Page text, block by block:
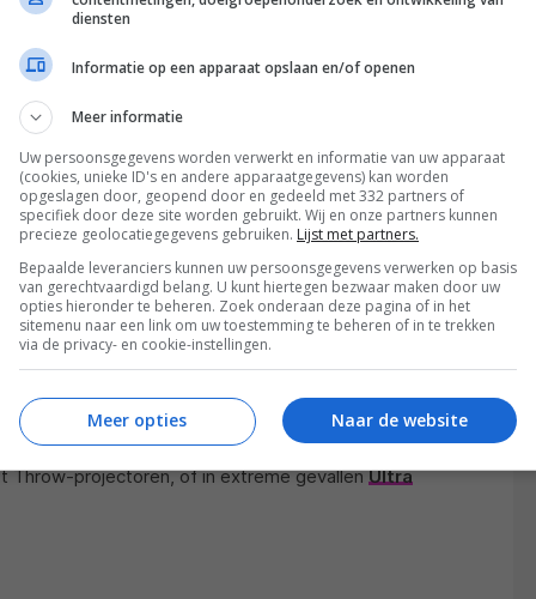
van 1,5 betekent dat je op 3 meter afstand een
hoge projectieverhouding betekent dat de
groot beeld te geven, terwijl een kleine
zelfs als hij dicht bij het scherm staat een
van bijvoorbeeld 0,5 betekent dat je al 2
slechts op 1 meter van de muur staat. Zulke
Throw-projectoren, of in extreme gevallenUltra
diensten
Informatie op een apparaat opslaan en/of openen
Meer informatie
Uw persoonsgegevens worden verwerkt en informatie van uw apparaat
(cookies, unieke ID's en andere apparaatgegevens) kan worden
opgeslagen door, geopend door en gedeeld met 332 partners of
specifiek door deze site worden gebruikt. Wij en onze partners kunnen
precieze geolocatiegegevens gebruiken. Lijst met partners.
Bepaalde leveranciers kunnen uw persoonsgegevens verwerken op basis
van gerechtvaardigd belang. U kunt hiertegen bezwaar maken door uw
opties hieronder te beheren. Zoek onderaan deze pagina of in het
sitemenu naar een link om uw toestemming te beheren of in te trekken
via de privacy- en cookie-instellingen.
Naar de website
Meer opties